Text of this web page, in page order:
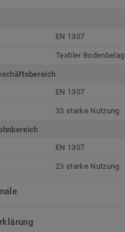
EN 1307
Textiler Bodenbelag
EN 1307
33 starke Nutzung
EN 1307
23 starke Nutzung